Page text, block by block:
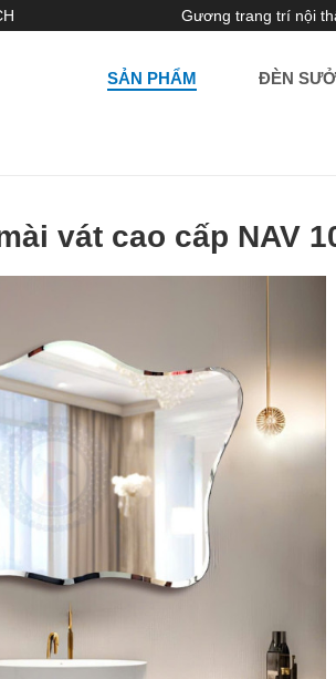
Gương trang trí nội
SẢN PHẨM ĐÈN
vát cao cấp NAV